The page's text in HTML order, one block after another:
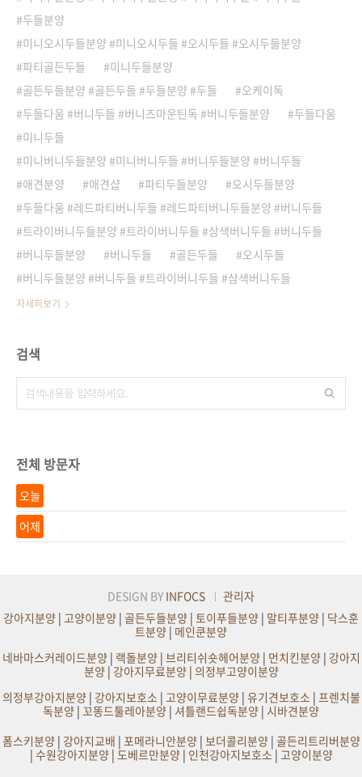
두들분양
미니오시두들분양 #미니오시두들 #오시두들 #오시두들분양
파티골든두들
미니두들분양
골든두들분양 #골든두들 #두들분양 #두들
오케이독
두들다움 #버니두들 #버니즈마운틴독 #버니두들분양
두들다움
미니두들
미니버니두들분양 #미니버니두들 #버니두들분양 #버니두들
애견분양
애견샵 파티두들분양
오시두들분양
두들다움 #레드파티버니두들 #레드파티버니두들분양 #버니두들
트라이버니두들분양 #트라이버니두들 #삼색버니두들 #버니두들
버니두들분양
버니두들 골든두들
오시두들
버니두들분양 #버니두들 #트라이버니두들 #삼색버니두들
자세히보기
검색
전체 방문자
오늘
어제
DESIGN BY INFOCS
관리자
강아지분양 | 고양이분양 | 골든두들분양 | 토이푸들분양 | 말티푸분양 | 닥스훈
트분양 | 메인쿤분양
네바마스커레이드분양| 랙돌분양| 브리티쉬숏헤어분양| 먼치킨분양| 강아지
분양|강아지무료분양| 의정부고양이분양
의정부강아지분양| 강아지보호소| 고양이무료분양| 유기견보호소| 프렌치불
독분양 | 꼬똥드툴레아분양 | 셔틀랜드쉽독분양 | 시바견분양
폼스키분양| 강아지교배 | 포메라니안분양| 보더콜리분양| 골든리트리버분양
| 수원강아지분양| 도베르만분양| 인천강아지보호소| 고양이분양